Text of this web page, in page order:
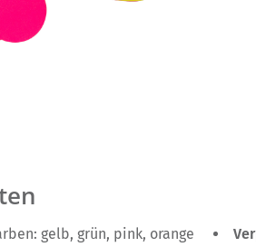
gelb, grün, pink, orange